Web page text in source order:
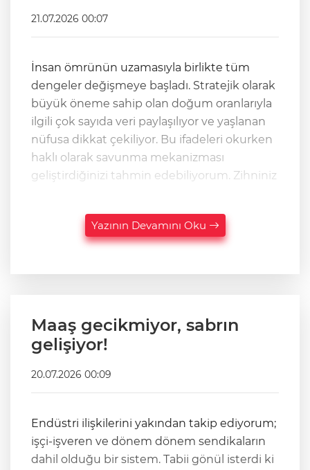
21.07.2026 00:07
İnsan ömrünün uzamasıyla birlikte tüm
dengeler değişmeye başladı. Stratejik olarak
büyük öneme sahip olan doğum oranlarıyla
ilgili çok sayıda veri paylaşılıyor ve yaşlanan
nüfusa dikkat çekiliyor. Bu ifadeleri okurken
haklı olarak savunma mekanizması
geliştirdiğinizi tahmin edebiliyorum. Zihniniz
Yazının Devamını Oku
Maaş gecikmiyor, sabrın
gelişiyor!
20.07.2026 00:09
Endüstri ilişkilerini yakından takip ediyorum;
işçi-işveren ve dönem dönem sendikaların
dahil olduğu bir sistem. Tabii gönül isterdi ki